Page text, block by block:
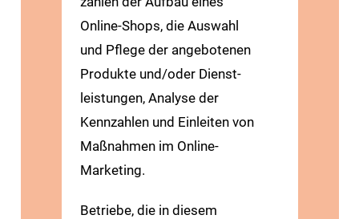
Online-Shops, die Auswahl
und Pflege der angebotenen
Produkte und/oder Dienst­
leistungen, Analyse der
Kennzahlen und Einleiten von
Maßnahmen im Online-
Marketing.
Betriebe, die in diesem